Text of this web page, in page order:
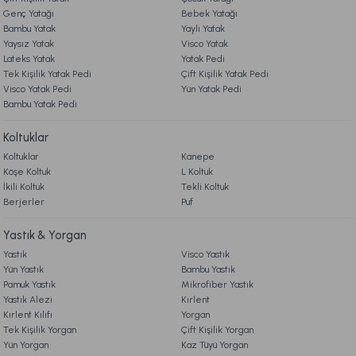
2.899,00 TL
2.699,00 TL
Marietta Kitap Kutu 2'li Standart
999,00 TL
Marietta Cam Düğüm Obje Standart
Genç Yatağı
Bebek Yatağı
Bambu Yatak
Yaylı Yatak
Yaysız Yatak
Visco Yatak
Lateks Yatak
Yatak Pedi
Tek Kişilik Yatak Pedi
Çift Kişilik Yatak Pedi
Visco Yatak Pedi
Yün Yatak Pedi
Bambu Yatak Pedi
Koltuklar
Koltuklar
Kanepe
Köşe Koltuk
L Koltuk
İkili Koltuk
Tekli Koltuk
Berjerler
Puf
Yastık & Yorgan
Yastık
Visco Yastık
Yün Yastık
Bambu Yastık
Pamuk Yastık
Mikrofiber Yastık
Yastık Alezi
Kırlent
Kırlent Kılıfı
Yorgan
Tek Kişilik Yorgan
Çift Kişilik Yorgan
Yün Yorgan
Kaz Tüyü Yorgan